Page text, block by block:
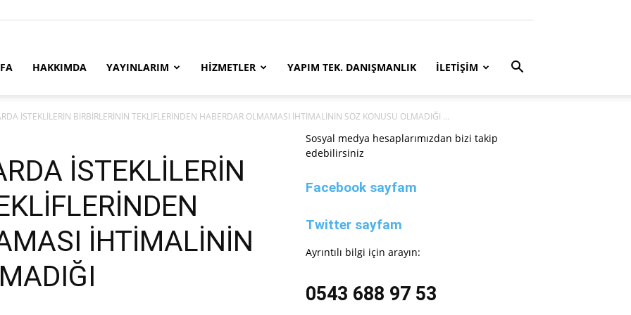
HAKKIMDA YAYINLARIM HİZMETLER YAPIM TEK. DANIŞMANLIK İLETİŞİM
İSTEKLİLERİN BİRBİRLERİNİN TEKLİFLERİNDEN HABERDAR OLMAMASI İHTİMALİNİN SÖZ KONUSU OLMADIĞI ...
İSTEKLİLERİN
İHTİMALİNİN
Sosyal medya hesaplarımızdan bizi takip
edebilirsiniz
Facebook sayfam
Twitter sayfam
Ayrıntılı bilgi için arayın:
0543 688 97 53